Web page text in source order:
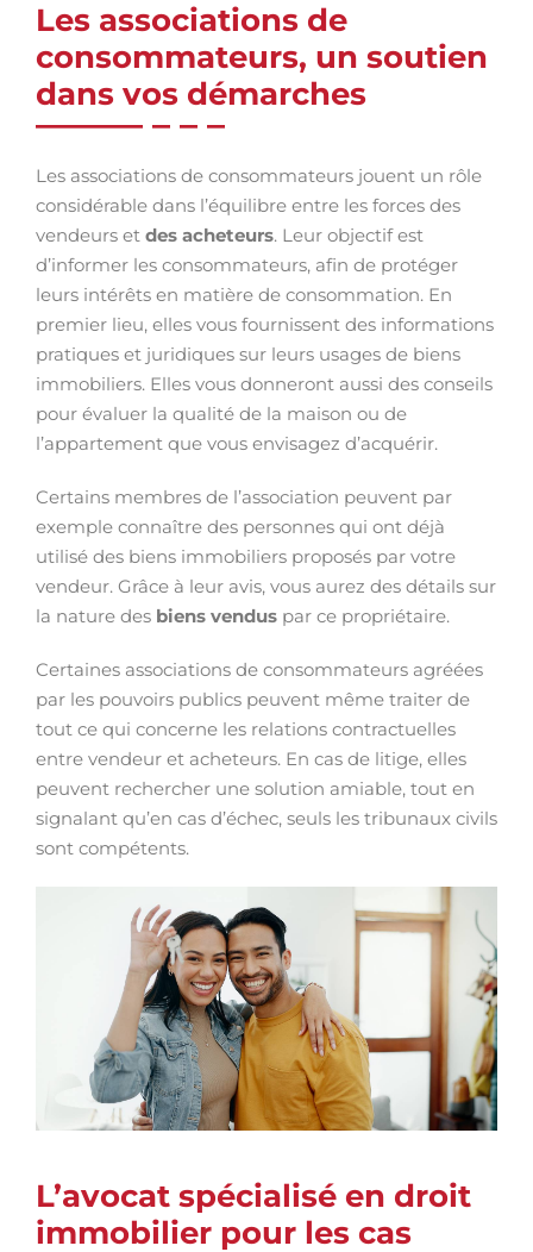
Les associations de
consommateurs, un soutien
dans vos démarches
Les associations de consommateurs jouent un rôle
considérable dans l’équilibre entre les forces des
vendeurs et des acheteurs. Leur objectif est
d’informer les consommateurs, afin de protéger
leurs intérêts en matière de consommation. En
premier lieu, elles vous fournissent des informations
pratiques et juridiques sur leurs usages de biens
immobiliers. Elles vous donneront aussi des conseils
pour évaluer la qualité de la maison ou de
l’appartement que vous envisagez d’acquérir.
Certains membres de l’association peuvent par
exemple connaître des personnes qui ont déjà
utilisé des biens immobiliers proposés par votre
vendeur. Grâce à leur avis, vous aurez des détails sur
la nature des biens vendus par ce propriétaire.
Certaines associations de consommateurs agréées
par les pouvoirs publics peuvent même traiter de
tout ce qui concerne les relations contractuelles
entre vendeur et acheteurs. En cas de litige, elles
peuvent rechercher une solution amiable, tout en
signalant qu’en cas d’échec, seuls les tribunaux civils
sont compétents.
L’avocat spécialisé en droit
immobilier pour les cas